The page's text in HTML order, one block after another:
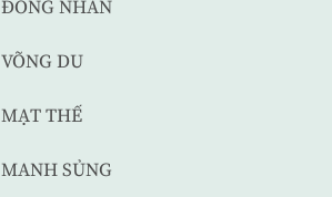
ĐỒNG NHÂN
VÕNG DU
MẠT THẾ
MANH SỦNG